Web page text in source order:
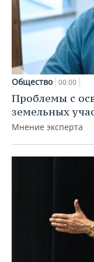
Общество 00:00
Проблемы с
земельных
Мнение эксперта